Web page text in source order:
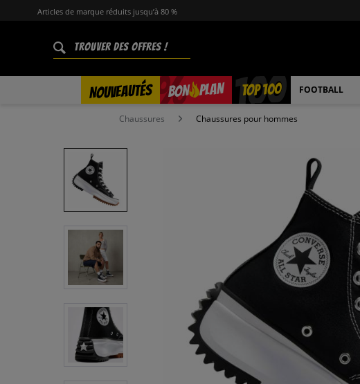
Articles de marque réduits jusqu’à 80 %
NOUVEAUTÉS BON PLAN
% TOP 100 FOOTBALL
Chaussures Chaussures pour hommes